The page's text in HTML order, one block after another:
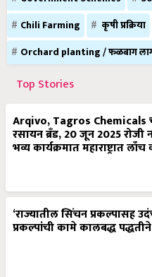
Chili Farming
कृषी प्रक्रिया
Orchard planting / फळबाग
Top Stories
Arqivo, Tagros Chemicals
रसायन ब्रँड, 20 जून 2025 रोजी
भव्य कार्यक्रमात महाराष्ट्रात
‘राज्यातील सिंचन प्रकल्पासह
प्रकल्पांची कामे कालबद्ध